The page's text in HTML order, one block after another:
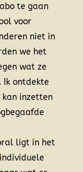
te gaan
voor
niet in
we het
wat ze
Ik ontdekte
kan inzetten
ligt in het